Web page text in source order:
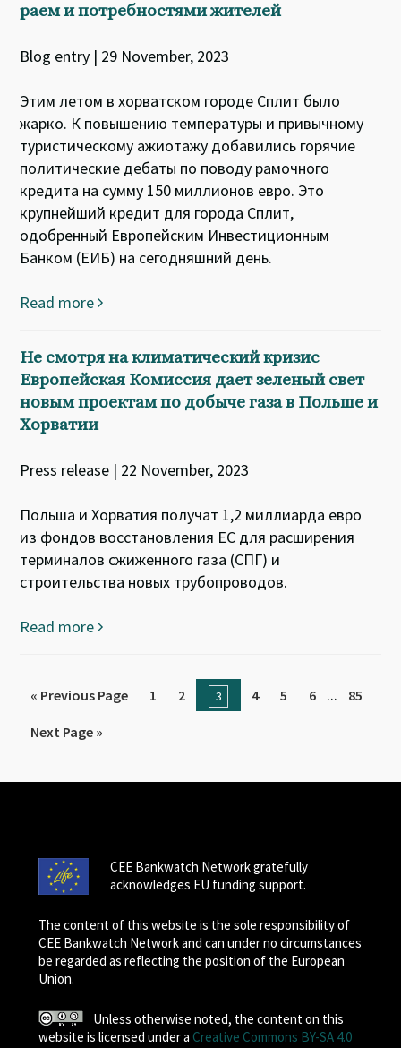
раем и потребностями жителей
Blog entry | 29 November, 2023
Этим летом в хорватском городе Сплит было
жарко. К повышению температуры и привычному
туристическому ажиотажу добавились горячие
политические дебаты по поводу рамочного
кредита на сумму 150 миллионов евро. Это
крупнейший кредит для города Сплит,
одобренный Европейским Инвестиционным
Банком (ЕИБ) на сегодняшний день.
Read more
Не смотря на климатический кризис
Европейская Комиссия дает зеленый свет
новым проектам по добыче газа в Польше и
Хорватии
Press release | 22 November, 2023
Польша и Хорватия получат 1,2 миллиарда евро
из фондов восстановления ЕС для расширения
терминалов сжиженного газа (СПГ) и
строительства новых трубопроводов.
Read more
« Previous Page 1 2 3 4 5 6 ... 85
Next Page »
CEE Bankwatch Network gratefully
acknowledges EU funding support.
The content of this website is the sole responsibility of
CEE Bankwatch Network and can under no circumstances
be regarded as reflecting the position of the European
Union.
Unless otherwise noted, the content on this
website is licensed under a Creative Commons BY-SA 4.0